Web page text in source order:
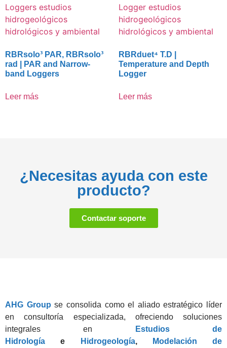
RBRsolo³ PAR, RBRsolo³
rad | PAR and Narrow-
band Loggers
Leer más
RBRduet⁴ T.D |
Temperature and Depth
Logger
Leer más
¿Necesitas ayuda con este
producto?
Contactar soporte
AHG Group se consolida como el aliado estratégico líder
en consultoría especializada, ofreciendo soluciones
integrales en
Estudios de
Hidrología e Hidrogeología,
Modelación de